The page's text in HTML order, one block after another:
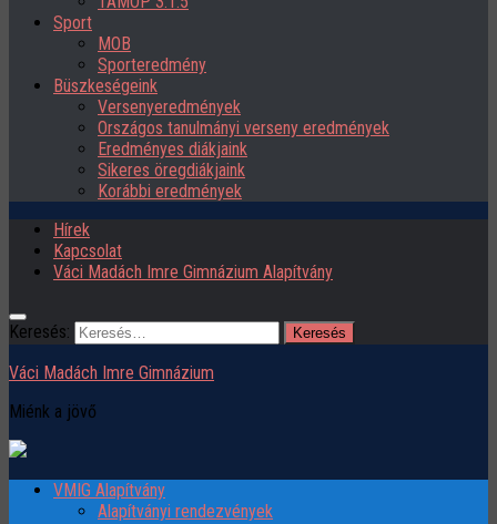
Sport
MOB
Sporteredmény
Büszkeségeink
Versenyeredmények
Országos tanulmányi verseny eredmények
Eredményes diákjaink
Sikeres öregdiákjaink
Korábbi eredmények
Hírek
Kapcsolat
Váci Madách Imre Gimnázium Alapítvány
Keresés:
Váci Madách Imre Gimnázium
Miénk a jövő
VMIG Alapítvány
Alapítványi rendezvények